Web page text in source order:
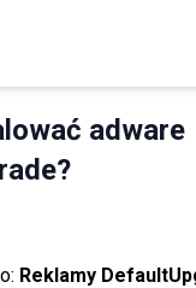
adware
Reklamy